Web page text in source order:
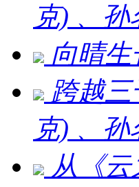
克) 、
向晴
跨越三
克) 、
从《